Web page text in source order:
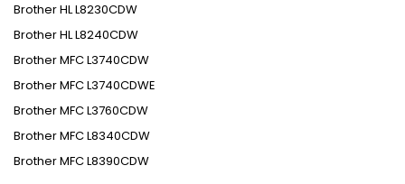
Brother HL L8230CDW
Brother HL L8240CDW
Brother MFC L3740CDW
Brother MFC L3740CDWE
Brother MFC L3760CDW
Brother MFC L8340CDW
Brother MFC L8390CDW